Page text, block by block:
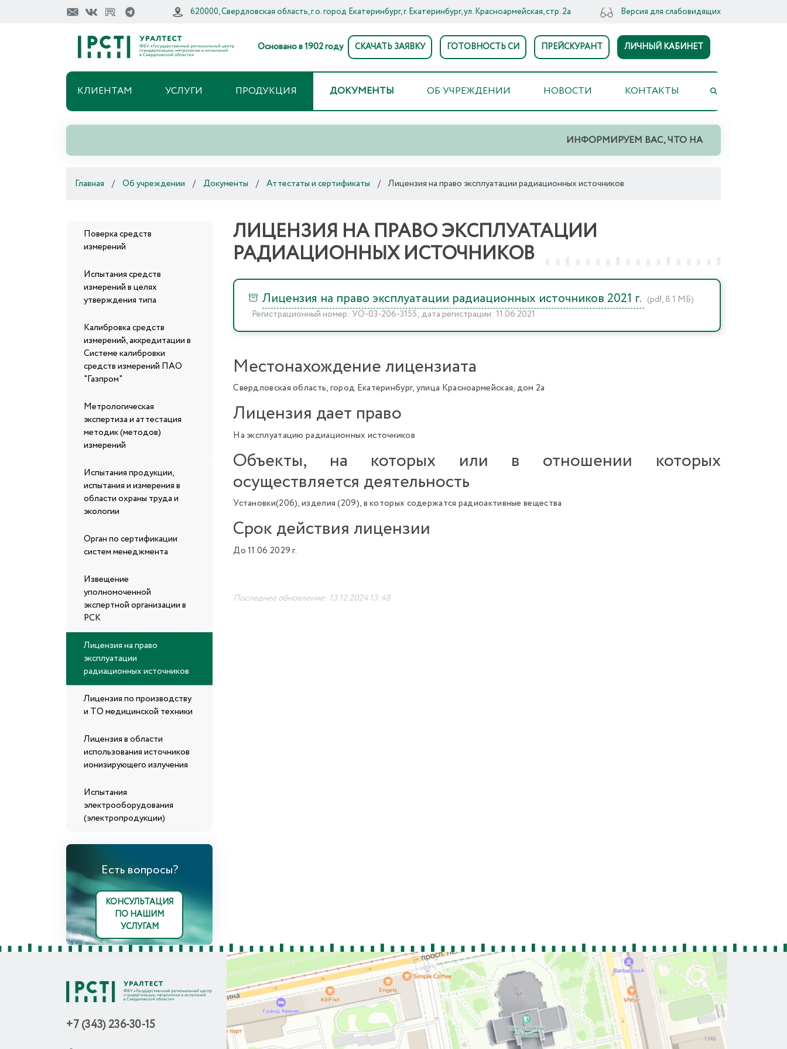
620000, Свердловская область, г.о. город Екатеринбург, г. Екатеринбург, ул. Красноармейская, стр. 2а Версия для слабовидящих
Основано в 1902 году СКАЧАТЬ ЗАЯВКУ ГОТОВНОСТЬ СИ ПРЕЙСКУРАНТ ЛИЧНЫЙ КАБИНЕТ
КЛИЕНТАМ УСЛУГИ ПРОДУКЦИЯ ДОКУМЕНТЫ ОБ УЧРЕЖДЕНИИ НОВОСТИ КОНТАКТЫ
ИНФОРМИРУЕМ ВАС, ЧТО НА ТЕРРИТОРИИ
Главная / Об учреждении / Документы / Аттестаты и сертификаты / Лицензия на право эксплуатации радиационных источников
Поверка средств
измерений
Испытания средств
измерений в целях
утверждения типа
Калибровка средств
измерений, аккредитации в
Системе калибровки
средств измерений ПАО
"Газпром"
Метрологическая
экспертиза и аттестация
методик (методов)
измерений
Испытания продукции,
испытания и измерения в
области охраны труда и
экологии
Орган по сертификации
систем менеджмента
Извещение
уполномоченной
экспертной организации в
РСК
Лицензия на право
эксплуатации
радиационных источников
Лицензия по производству
и ТО медицинской техники
Лицензия в области
использования источников
ионизирующего излучения
Испытания
электрооборудования
(электропродукции)
Есть вопросы?
КОНСУЛЬТАЦИЯ
ПО НАШИМ
УСЛУГАМ
ЛИЦЕНЗИЯ НА ПРАВО ЭКСПЛУАТАЦИИ
РАДИАЦИОННЫХ ИСТОЧНИКОВ
Лицензия на право эксплуатации радиационных источников 2021 г. (pdf, 8.1 МБ)
Регистрационный номер: УО-03-206-3155; дата регистрации: 11.06.2021
Местонахождение лицензиата
Свердловская область, город Екатеринбург, улица Красноармейская, дом 2а
Лицензия дает право
На эксплуатацию радиационных источников
Объекты, на которых или в отношении которых
осуществляется деятельность
Установки(206), изделия (209), в которых содержатся радиоактивные вещества
Срок действия лицензии
До 11.06.2029 г.
Последнее обновление: 13.12.2024 13:48
+7 (343) 236-30-15